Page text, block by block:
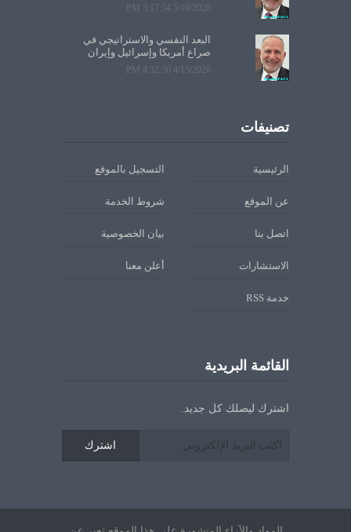
5/10/2026 3:17:54 PM
البعد النفسي والاستراتيجي في
صراع أمريكا وإسرائيل وإيران
4/15/2026 4:32:56 PM
تصنيفات
الرئيسية التسجيل بالموقع
عن الموقع شروط الخدمة
اتصل بنا بيان الخصوصية
الاستشارات أعلن معنا
خدمة RSS
القائمة البريدية
اشترك ليصلك كل جديد.
اشترك